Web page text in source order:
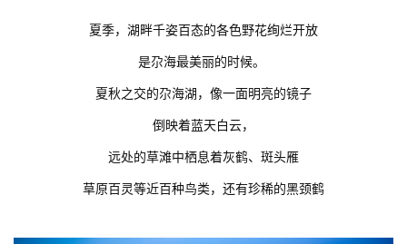
夏季，湖畔千姿百态的各色野花绚烂开放
是尕海最美丽的时候。
夏秋之交的尕海湖，像一面明亮的镜子
倒映着蓝天白云，
远处的草滩中栖息着灰鹤、斑头雁
草原百灵等近百种鸟类，还有珍稀的黑颈鹤